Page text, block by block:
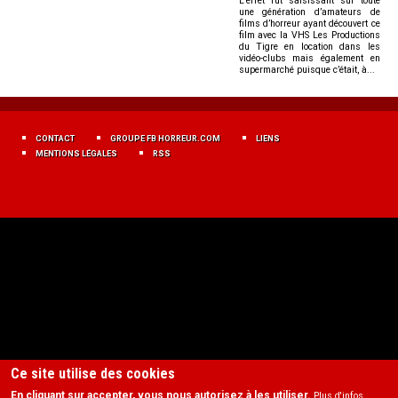
une génération d’amateurs de
films d’horreur ayant découvert ce
film avec la VHS Les Productions
du Tigre en location dans les
vidéo-clubs mais également en
supermarché puisque c’était, à...
FR
CONTACT GROUPE FB HORREUR.COM
LIENS
MENTIONS LÉGALES
RSS
Ce site utilise des cookies
En cliquant sur accepter, vous nous autorisez à les utiliser.